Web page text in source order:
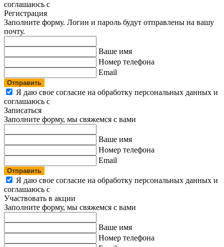
соглашаюсь с
Регистрация
Заполните форму. Логин и пароль будут отправлены на вашу
почту.
Ваше имя
Номер телефона
Email
Отправить
Я даю свое согласие на обработку персональных данных и
соглашаюсь с
Записаться
Заполните форму, мы свяжемся с вами
Ваше имя
Номер телефона
Email
Отправить
Я даю свое согласие на обработку персональных данных и
соглашаюсь с
Участвовать в акции
Заполните форму, мы свяжемся с вами
Ваше имя
Номер телефона